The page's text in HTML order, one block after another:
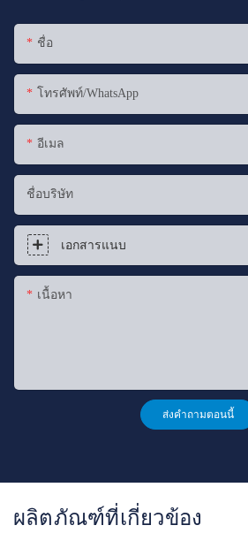
ชื่อ
โทรศัพท์/WhatsApp
อีเมล
ชื่อบริษัท
เอกสารแนบ
เนื้อหา
ส่งคำถามตอนนี้
ผลิตภัณฑ์ที่เกี่ยวข้อง